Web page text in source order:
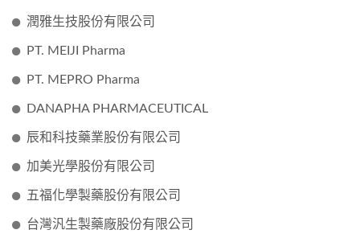
潤雅生技股份有限公司
PT. MEIJI Pharma
PT. MEPRO Pharma
DANAPHA PHARMACEUTICAL
辰和科技藥業股份有限公司
加美光學股份有限公司
五福化學製藥股份有限公司
台灣汎生製藥廠股份有限公司